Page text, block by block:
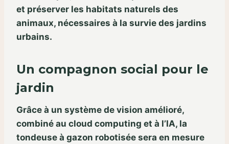
et préserver les habitats naturels des
animaux, nécessaires à la survie des jardins
urbains.
Un compagnon social pour le
jardin
Grâce à un système de vision amélioré,
combiné au cloud computing et à l’IA, la
tondeuse à gazon robotisée sera en mesure